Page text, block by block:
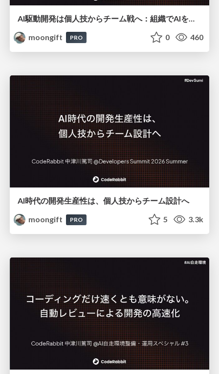
moongift
PRO 0 460
AI時代の開発生産性は、個人技からチーム設計へ
moongift
PRO 5 3.3k